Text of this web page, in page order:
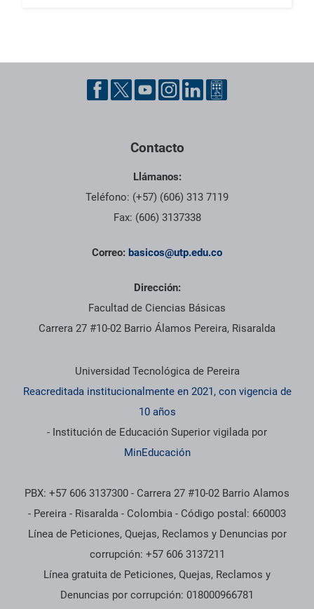
Pie de página con información de contacto, redes sociales y
Contacto
Llámanos:
Teléfono: (+57) (606) 313 7119
Fax: (606) 3137338
Correo: basicos@utp.edu.co
Dirección:
Facultad de Ciencias Básicas
Carrera 27 #10-02 Barrio Álamos Pereira, Risaralda
Información institucional
Universidad Tecnológica de Pereira
Reacreditada institucionalmente en 2021, con vigencia de
10 años
- Institución de Educación Superior vigilada por
MinEducación
PBX: +57 606 3137300 - Carrera 27 #10-02 Barrio Alamos
- Pereira - Risaralda - Colombia - Código postal: 660003
Línea de Peticiones, Quejas, Reclamos y Denuncias por
corrupción: +57 606 3137211
Línea gratuita de Peticiones, Quejas, Reclamos y
Denuncias por corrupción: 018000966781